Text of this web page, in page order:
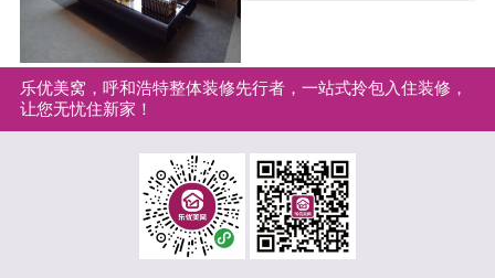
乐优美窝，呼和浩特整体装修先行者，一站式拎包入住装修，
让您无忧住新家！